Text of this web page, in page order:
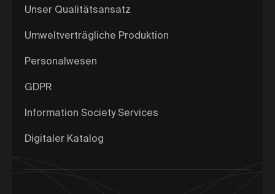
Unser Qualitätsansatz
Umweltverträgliche Produktion
Personalwesen
GDPR
Information Society Services
Digitaler Katalog